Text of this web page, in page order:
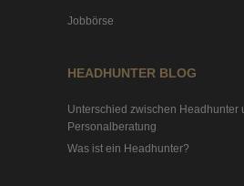
Jobbörse
HEADHUNTER BLOG
Unterschied zwischen Headhunter
Personalberatung
Was ist ein Headhunter?